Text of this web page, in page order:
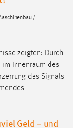
/
zeigten: Durch
im
Innenraum des
des Signals
Geld – und